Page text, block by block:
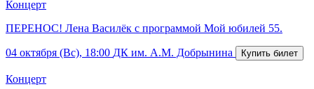
Концерт
ПЕРЕНОС! Лена Василёк с программой Мой юбилей 55.
04 октября (Вс), 18:00 ДК им. А.М. Добрынина
Концерт